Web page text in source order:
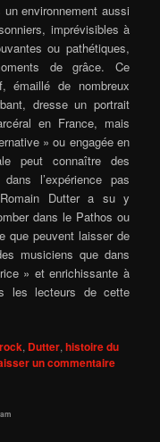
environnement aussi
imprévisibles à
ou pathétiques,
de grâce. Ce
émaillé de nombreux
dresse un portrait
en France, mais
» ou engagée en
peut connaître des
l’expérience pas
Dutter a su y
dans le Pathos ou
que peuvent laisser de
musiciens que dans
» et enrichissante à
les lecteurs de cette
, Dutter,histoire du
un commentaire